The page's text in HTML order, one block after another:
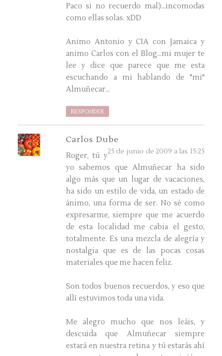
Paco si no recuerdo mal)...incomodas
como ellas solas. xDD
Animo Antonio y CIA con Jamaica y
animo Carlos con el Blog...mi mujer te
lee y dice que parece que me esta
escuchando a mi hablando de "mi"
Almuñecar...
RESPONDER
Carlos Dube
25 de junio de 2009 a las 15:25
Roger, tú y
yo sabemos que Almuñecar ha sido
algo más que un lugar de vacaciones,
ha sido un estilo de vida, un estado de
ánimo, una forma de ser. No sé como
expresarme, siempre que me acuerdo
de esta localidad me cabia el gesto,
totalmente. Es una mezcla de alegría y
nostalgia que es de las pocas cosas
materiales que me hacen feliz.
Son todos buenos recuerdos, y eso que
allí estuvimos toda una vida.
Me alegro mucho que nos leáis, y
descuida que Almuñecar siempre
estará en nuestra retina y tú estarás ahí